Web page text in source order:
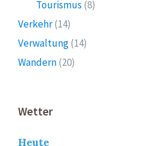
Tourismus (8)
Verkehr(14)
Verwaltung(14)
Wandern(20)
Wetter
Heute